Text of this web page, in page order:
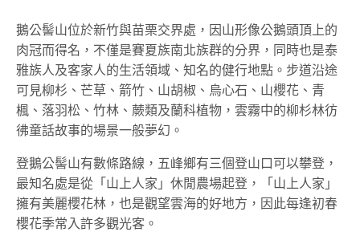
鵝公髻山位於新竹與苗栗交界處，因山形像公鵝頭頂上的
肉冠而得名，不僅是賽夏族南北族群的分界，同時也是泰
雅族人及客家人的生活領域、知名的健行地點。步道沿途
可見柳杉、芒草、箭竹、山胡椒、烏心石、山櫻花、青
楓、落羽松、竹林、蕨類及蘭科植物，雲霧中的柳杉林彷
彿童話故事的場景一般夢幻。
登鵝公髻山有數條路線，五峰鄉有三個登山口可以攀登，
最知名處是從「山上人家」休閒農場起登，「山上人家」
擁有美麗櫻花林，也是觀望雲海的好地方，因此每逢初春
櫻花季常入許多觀光客。